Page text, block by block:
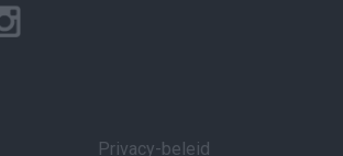
Privacy-beleid